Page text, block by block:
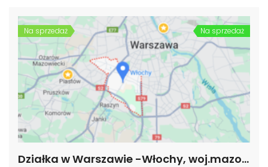
Na sprzedaż Na sprzedaż
Działka w Warszawie -Włochy, woj.mazowieckie